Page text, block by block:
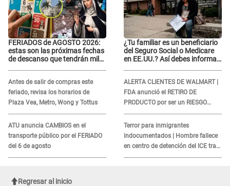
FERIADOS de AGOSTO 2026:
estas son las próximas fechas
de descanso que tendrán miles
Antes de salir de compras este
feriado, revisa los horarios de
Plaza Vea, Metro, Wong y Tottus
ATU anuncia CAMBIOS en el
transporte público por el FERIADO
del 6 de agosto
¿Tu familiar es un beneficiario
del Seguro Social o Medicare
en EE.UU.? Así debes informar
ALERTA CLIENTES DE WALMART |
FDA anunció el RETIRO DE
PRODUCTO por ser un RIESGO
MORTAL para consumidores: ¿Cuál
es?
Terror para inmigrantes
indocumentados | Hombre fallece
en centro de detención del ICE tras
sufrir una "emergencia médica"
Regresar al inicio